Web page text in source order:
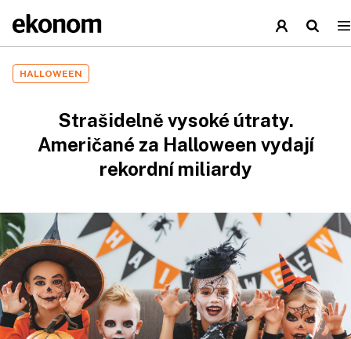
HALLOWEEN
Strašidelně vysoké útraty.
Američané za Halloween vydají
rekordní miliardy